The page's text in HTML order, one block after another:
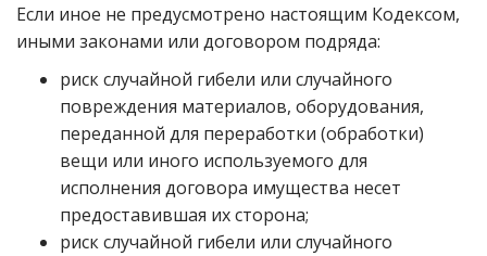
Если иное не предусмотрено настоящим Кодексом,
иными законами или договором подряда:
риск случайной гибели или случайного
повреждения материалов, оборудования,
переданной для переработки (обработки)
вещи или иного используемого для
исполнения договора имущества несет
предоставившая их сторона;
риск случайной гибели или случайного